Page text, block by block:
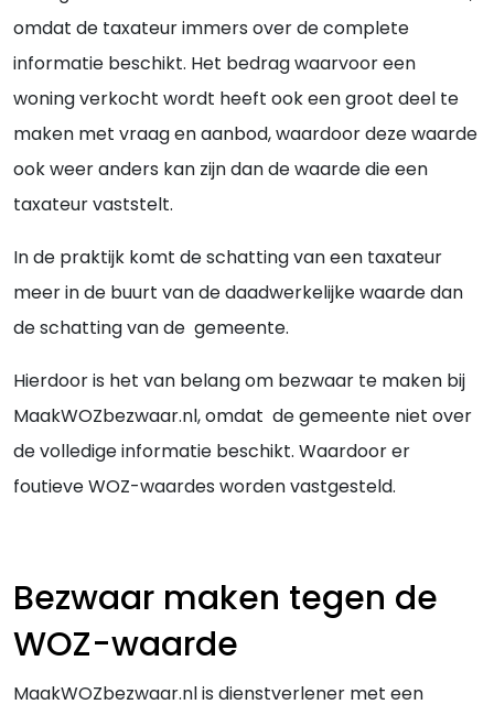
omdat de taxateur immers over de complete
informatie beschikt. Het bedrag waarvoor een
woning verkocht wordt heeft ook een groot deel te
maken met vraag en aanbod, waardoor deze waarde
ook weer anders kan zijn dan de waarde die een
taxateur vaststelt.
In de praktijk komt de schatting van een taxateur
meer in de buurt van de daadwerkelijke waarde dan
de schatting van de gemeente.
Hierdoor is het van belang om bezwaar te maken bij
MaakWOZbezwaar.nl, omdat de gemeente niet over
de volledige informatie beschikt. Waardoor er
foutieve WOZ-waardes worden vastgesteld.
Bezwaar maken tegen de
WOZ-waarde
MaakWOZbezwaar.nl is dienstverlener met een